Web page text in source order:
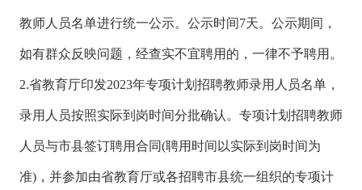
教师人员名单进行统一公示。公示时间7天。公示期间，
如有群众反映问题，经查实不宜聘用的，一律不予聘用。
2.省教育厅印发2023年专项计划招聘教师录用人员名单，
录用人员按照实际到岗时间分批确认。专项计划招聘教师
人员与市县签订聘用合同(聘用时间以实际到岗时间为
准)，并参加由省教育厅或各招聘市县统一组织的专项计